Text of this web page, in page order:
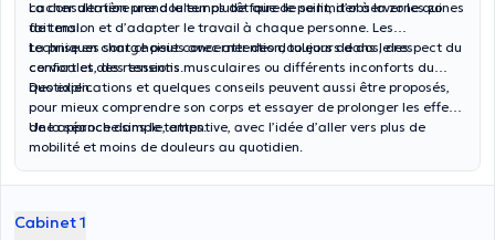
cacher derrière une douleur plutôt que de se limiter à la zone qui
fait mal.
La consultation prend le temps de faire le point, d’observer les zones
de tension et d’adapter le travail à chaque personne. Les
techniques sont choisies avec attention, toujours dans le respect du
confort et des ressentis.
La prise en charge peut concerner des douleurs de dos, des
cervicales, des tensions musculaires ou différents inconforts du
quotidien.
Des explications et quelques conseils peuvent aussi être proposés,
pour mieux comprendre son corps et essayer de prolonger les effets
de la séance dans le temps.
Une approche simple, attentive, avec l’idée d’aller vers plus de
mobilité et moins de douleurs au quotidien.
Cabinet 1